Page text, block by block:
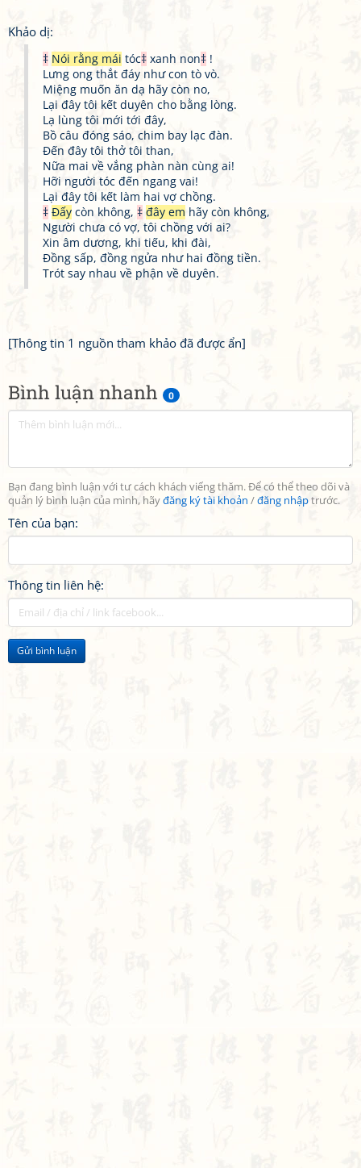
Bình luận nhanh 0
Bạn đang bình luận với tư cách khách viếng thăm. Để có thể theo dõi và
quản lý bình luận của mình, hãyđăng ký tài khoản /đăng nhậptrước.
Tên của bạn:
Thông tin liên hệ:
Gửi bình luận
Khảo dị:
‡ Nói rằng mái tóc‡ xanh non‡ !
Lưng ong thắt đáy như con tò vò.
Miệng muốn ăn dạ hãy còn no,
Lại đây tôi kết duyên cho bằng lòng.
Lạ lùng tôi mới tới đây,
Bồ câu đóng sáo, chim bay lạc đàn.
Đến đây tôi thở tôi than,
Nữa mai về vắng phàn nàn cùng ai!
Hỡi người tóc đến ngang vai!
Lại đây tôi kết làm hai vợ chồng.
‡ Đấy còn không, ‡ đây em hãy còn không,
Người chưa có vợ, tôi chồng với ai?
Xin âm dương, khi tiếu, khi đài,
Đồng sấp, đồng ngửa như hai đồng tiền.
Trót say nhau về phận về duyên.
[Thông tin 1 nguồn tham khảo đã được ẩn]